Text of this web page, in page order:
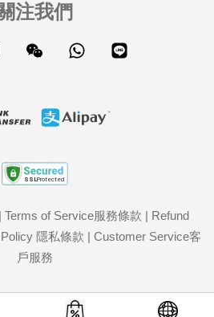
注我們
Instagram Wechat Whatsapp
| Terms of Service服務條款 | Refund
隱私條款 | Customer Service客
戶服務